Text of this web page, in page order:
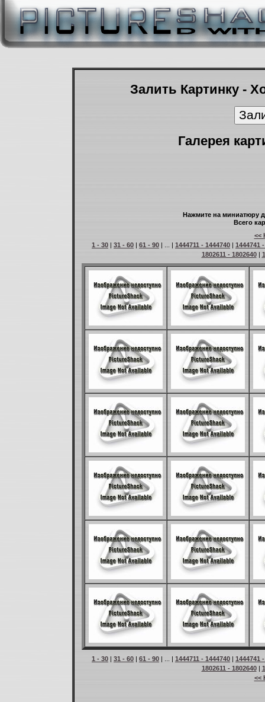
Залить Картинку -
Галерея
Нажмите на миниатюру
Всего
<<
1 - 30 | 31 - 60 | 61 - 90 | ... | 1444711 - 1444740 | 1444741
1802611 - 1802640|
1 - 30 | 31 - 60 | 61 - 90 | ... | 1444711 - 1444740 | 1444741
1802611 - 1802640|
<<